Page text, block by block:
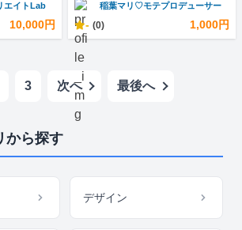
エイトLab
10,000円
稲葉マリ♡モテプロデューサー
- (0) 1,000円
3 次へ 最後へ
から探す
デザイン